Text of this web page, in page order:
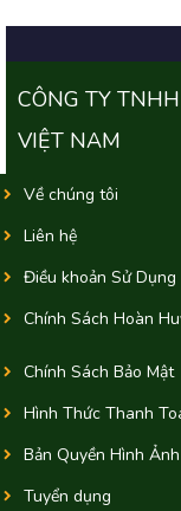
CÔNG TY
VIỆT NAM
Về chúng tôi
Liên hệ
Điều khoản Sử Dụng
Chính Sách Hoàn
Chính Sách Bảo Mật
Hình Thức Thanh
Bản Quyền Hình Ảnh
Tuyển dụng